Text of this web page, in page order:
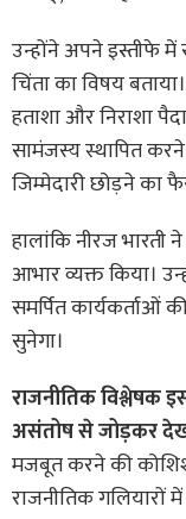
उन्होंने अपने इस्तीफे
चिंता का विषय
हताशा और निराशा
सामंजस्य स्थापित
जिम्मेदारी छोड़ने का
हालांकि नीरज भारती
आभार व्यक्त किया।
समर्पित
सुनेगा।
राजनीतिक विश्लेषक
असंतोष से जोड़कर
मजबूत करने की
राजनीतिक गलियारों